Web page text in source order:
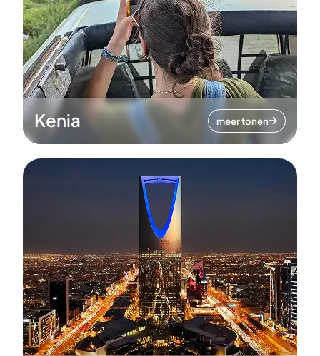
Kenia meer tonen